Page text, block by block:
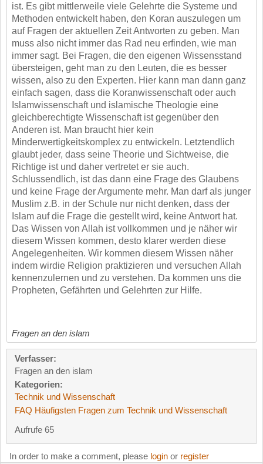
ist. Es gibt mittlerweile viele Gelehrte die Systeme und
Methoden entwickelt haben, den Koran auszulegen um
auf Fragen der aktuellen Zeit Antworten zu geben. Man
muss also nicht immer das Rad neu erfinden, wie man
immer sagt. Bei Fragen, die den eigenen Wissensstand
übersteigen, geht man zu den Leuten, die es besser
wissen, also zu den Experten. Hier kann man dann ganz
einfach sagen, dass die Koranwissenschaft oder auch
Islamwissenschaft und islamische Theologie eine
gleichberechtigte Wissenschaft ist gegenüber den
Anderen ist. Man braucht hier kein
Minderwertigkeitskomplex zu entwickeln. Letztendlich
glaubt jeder, dass seine Theorie und Sichtweise, die
Richtige ist und daher vertretet er sie auch.
Schlussendlich, ist das dann eine Frage des Glaubens
und keine Frage der Argumente mehr. Man darf als junger
Muslim z.B. in der Schule nur nicht denken, dass der
Islam auf die Frage die gestelltwird, keine Antwort hat.
Das Wissen von Allah ist vollkommen und je näher wir
diesem Wissen kommen, desto klarer werden diese
Angelegenheiten. Wir kommen diesem Wissen näher
indem wirdie Religion praktizieren und versuchen Allah
kennenzulernen und zu verstehen. Da kommen uns die
Propheten, Gefährten und Gelehrten zur Hilfe.
Fragen an den islam
Verfasser:
Fragen an den islam
Kategorien:
Technik und Wissenschaft
FAQ Häufigsten Fragen zum Technik und Wissenschaft
Aufrufe 65
In order to make a comment, please login or register